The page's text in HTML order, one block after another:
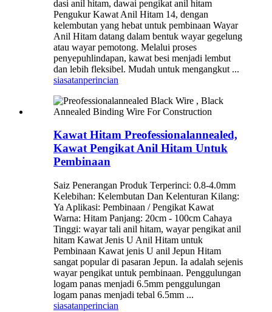
dasi anil hitam, dawai pengikat anil hitam
Pengukur Kawat Anil Hitam 14, dengan
kelembutan yang hebat untuk pembinaan Wayar
Anil Hitam datang dalam bentuk wayar gegelung
atau wayar pemotong. Melalui proses
penyepuhlindapan, kawat besi menjadi lembut
dan lebih fleksibel. Mudah untuk mengangkut ...
siasatanperincian
Kawat Hitam Preofessionalannealed,
Kawat Pengikat Anil Hitam Untuk
Pembinaan
Saiz Penerangan Produk Terperinci: 0.8-4.0mm
Kelebihan: Kelembutan Dan Kelenturan Kilang:
Ya Aplikasi: Pembinaan / Pengikat Kawat
Warna: Hitam Panjang: 20cm - 100cm Cahaya
Tinggi: wayar tali anil hitam, wayar pengikat anil
hitam Kawat Jenis U Anil Hitam untuk
Pembinaan Kawat jenis U anil Jepun Hitam
sangat popular di pasaran Jepun. Ia adalah sejenis
wayar pengikat untuk pembinaan. Penggulungan
logam panas menjadi 6.5mm penggulungan
logam panas menjadi tebal 6.5mm ...
siasatanperincian